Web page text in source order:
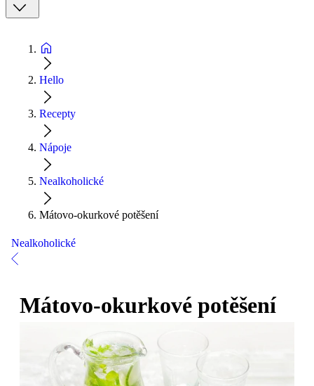
Hello
Recepty
Nápoje
Nealkoholické
Mátovo-okurkové potěšení
Nealkoholické
Mátovo-okurkové potěšení